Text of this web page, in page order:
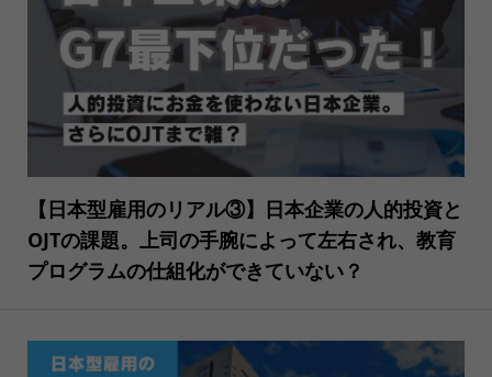
【日本型雇用のリアル③】日本企業の人的投資と
OJTの課題。上司の手腕によって左右され、教育
プログラムの仕組化ができていない？